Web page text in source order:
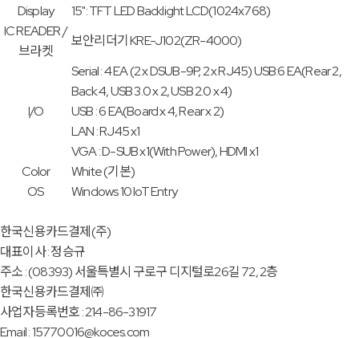
Display
15": TFT LED Backlight LCD(1024x768)
IC READER /
브라켓
보안리더기 KRE-J102(ZR-4000)
I/O
Serial : 4 EA (2 x DSUB-9P, 2 x RJ45) USB:6 EA(Rear 2,
Back 4, USB 3.0 x 2, USB 2.0 x 4)
USB : 6 EA(Board x 4, Rear x 2)
LAN : RJ45 x1
VGA : D-SUB x1(With Power), HDMI x1
Color
White (기본)
OS
Windows 10 IoT Entry
한국신용카드결제(주)
대표이사 : 정승규
주소 : (08393) 서울특별시 구로구 디지털로26길 72, 2층
한국신용카드결제㈜
사업자등록번호 : 214-86-31917
Email : 15770016@koces.com